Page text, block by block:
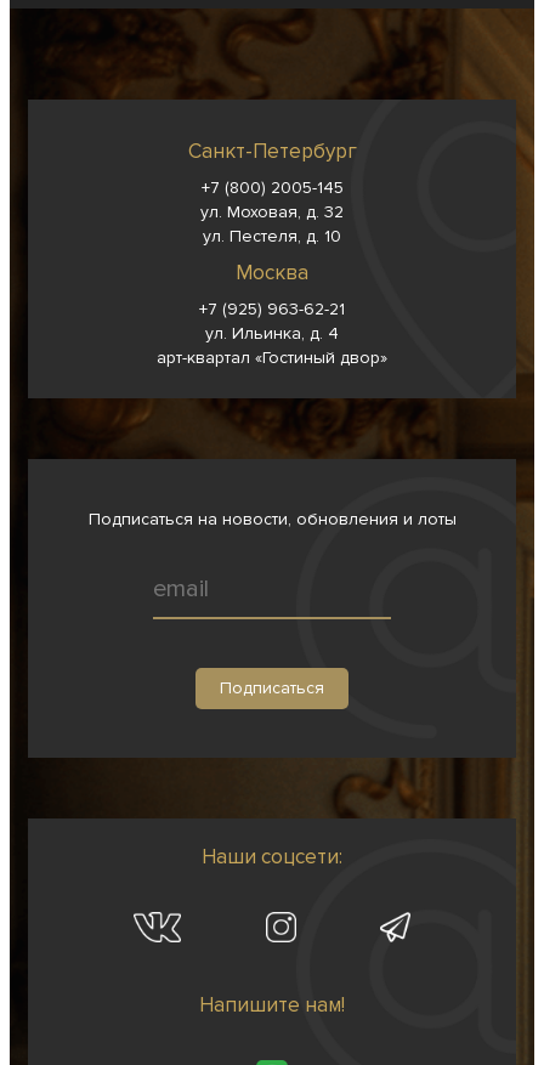
Санкт-Петербург
+7 (800) 2005-145
ул. Моховая, д. 32
ул. Пестеля, д. 10
Москва
+7 (925) 963-62-21
ул. Ильинка, д. 4
арт-квартал «Гостиный двор»
Подписаться на новости, обновления и лоты
Наши соцсети:
Напишите нам!